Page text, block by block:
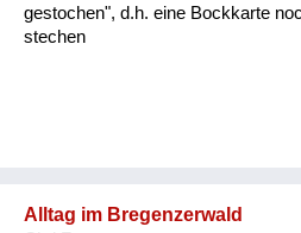
gestochen", d.h. eine Bockkarte
stechen
Alltag im Bregenzerwald